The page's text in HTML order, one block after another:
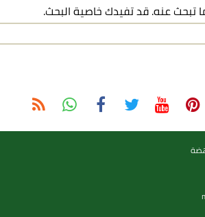
تبحث عنه. قد تفيدك خاصية البحث.